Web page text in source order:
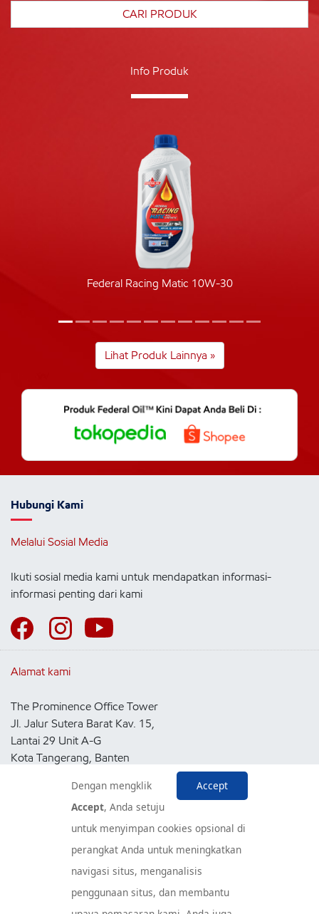
Info Produk
Federal Racing Matic 10W-30
Lihat Produk Lainnya »
Hubungi Kami
Melalui Sosial Media
Ikuti sosial media kami untuk mendapatkan informasi-
informasi penting dari kami
Alamat kami
The Prominence Office Tower
Jl. Jalur Sutera Barat Kav. 15,
Lantai 29 Unit A-G
Kota Tangerang, Banten
Pusat Layanan Konsumen
Accept
Dengan mengklik
Accept, Anda setuju
untuk menyimpan cookies opsional di
perangkat Anda untuk meningkatkan
navigasi situs, menganalisis
penggunaan situs, dan membantu